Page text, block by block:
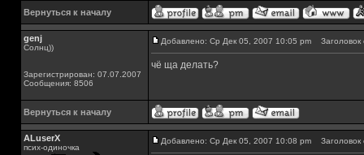
Вернуться к началу
genj
Солнц))
Зарегистрирован: 07.07.2007
Сообщения: 8506
Добавлено: Ср Дек 05, 2007 10:05 pm Заголовок
чё ща делать?
Вернуться к началу
ALuserX
псих-одиночка
Добавлено: Ср Дек 05, 2007 10:08 pm Заголовок